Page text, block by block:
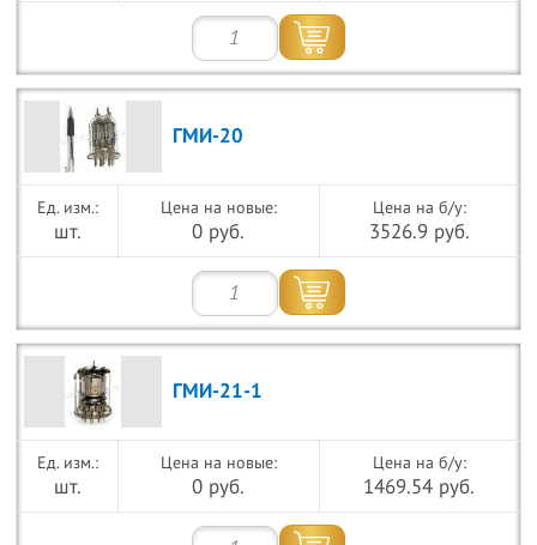
ГМИ-20
шт.
Цена на новые:
0 руб.
Цена на б/у:
3526.9 руб.
ГМИ-21-1
шт.
Цена на новые:
0 руб.
Цена на б/у:
1469.54 руб.